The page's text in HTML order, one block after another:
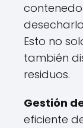
Esto no
también
residuos.
Gestión
eficiente